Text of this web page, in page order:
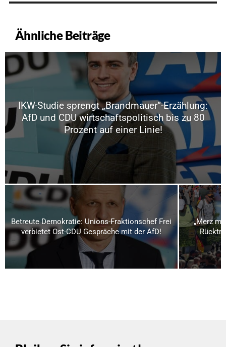
Ähnliche Beiträge
IKW-Studie sprengt „Brandmauer“-Erzählung:
AfD und CDU wirtschaftspolitisch bis zu 80
Prozent auf einer Linie!
Betreute Demokratie: Unions-Fraktionschef Frei
verbietet Ost-CDU Gespräche mit der AfD!
„Merz